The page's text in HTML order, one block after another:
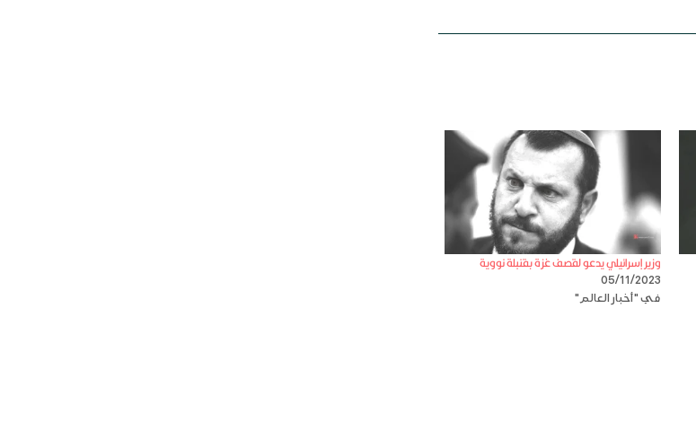
وزير إسرائيلي يدعو لقصف غزة بقنبلة نووية
05/11/2023
في "أخبار العالم"